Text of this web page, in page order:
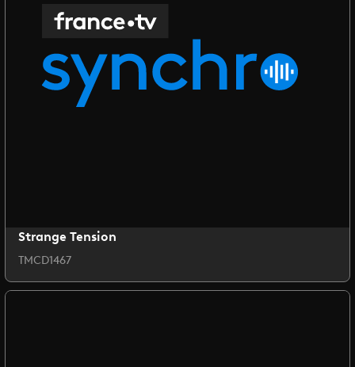
Strange Tension
TMCD1467